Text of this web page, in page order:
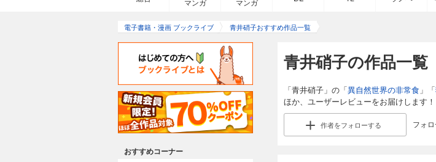
マンガ
マンガ
電子書籍・漫画 ブックライブ 青井硝子おすすめ作品一覧
青井硝子の作品一覧
「青井硝子」の「異自然世界の非常食 」「
ほか、ユーザーレビューをお届けします！
作者をフォローする フォ
おすすめコーナー